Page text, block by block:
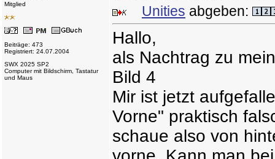
Mitglied
Beiträge: 473
Registriert: 24.07.2004
SWX 2025 SP2
Computer mit Bildschirm, Tastatur
und Maus
Unities abgeben:
Hallo,
als Nachtrag zu
Bild 4
Mir ist jetzt
Vorne" praktisch
schaue also von